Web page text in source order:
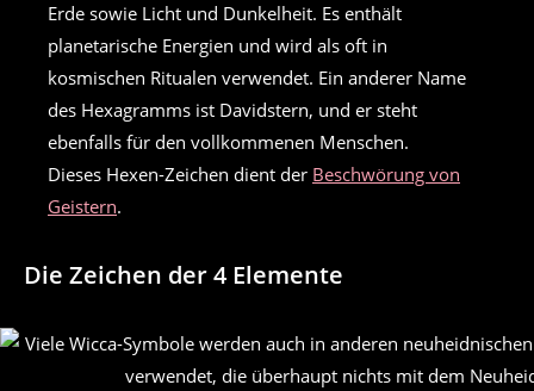
Erde sowie Licht und Dunkelheit. Es enthält
planetarische Energien und wird als oft in
kosmischen Ritualen verwendet. Ein anderer Name
des Hexagramms ist Davidstern, und er steht
ebenfalls für den vollkommenen Menschen.
Dieses Hexen-Zeichen dient der Beschwörung von
Geistern.
Die Zeichen der 4 Elemente